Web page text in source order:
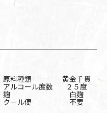
原料種類 黄金千貫
アルコール度数 ２５度
麹 白麹
クール便 不要